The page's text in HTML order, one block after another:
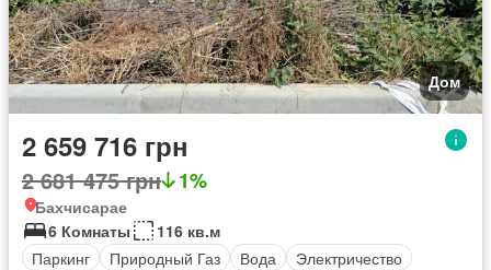
Дом
2 659 716 грн
2 681 475 грн 1%
Бахчисарае
6 Комнаты
116 кв.м
Паркинг
Природный Газ Вода
Электричество